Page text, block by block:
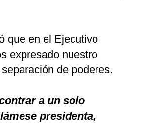
que en el Ejecutivo
expresado nuestro
de poderes.
a un solo
presidenta,